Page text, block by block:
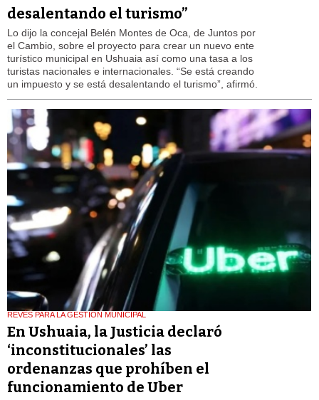
desalentando el turismo”
Lo dijo la concejal Belén Montes de Oca, de Juntos por
el Cambio, sobre el proyecto para crear un nuevo ente
turístico municipal en Ushuaia así como una tasa a los
turistas nacionales e internacionales. “Se está creando
un impuesto y se está desalentando el turismo”, afirmó.
REVÉS PARA LA GESTIÓN MUNICIPAL
En Ushuaia, la Justicia declaró
‘inconstitucionales’ las
ordenanzas que prohíben el
funcionamiento de Uber